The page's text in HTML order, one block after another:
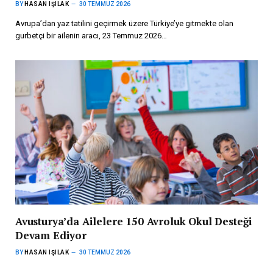
BY HASAN IŞILAK 30 TEMMUZ 2026
Avrupa’dan yaz tatilini geçirmek üzere Türkiye’ye gitmekte olan
gurbetçi bir ailenin aracı, 23 Temmuz 2026…
Avusturya’da Ailelere 150 Avroluk Okul Desteği
Devam Ediyor
BY HASAN IŞILAK 30 TEMMUZ 2026